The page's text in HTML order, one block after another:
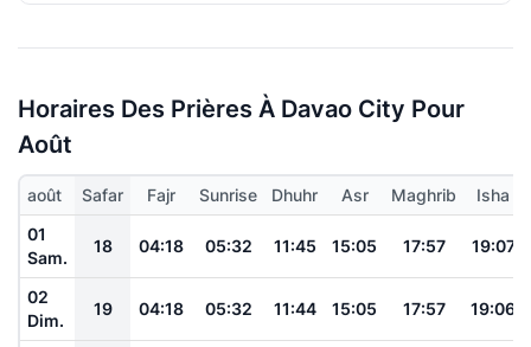
Horaires Des Prières À Davao City Pour
Août
août Safar Fajr Sunrise Dhuhr Asr Maghrib
Isha
01
Sam.
18 04:18 05:32 11:45 15:05 17:57 19:07
02
Dim.
19 04:18 05:32 11:44 15:05 17:57 19:06